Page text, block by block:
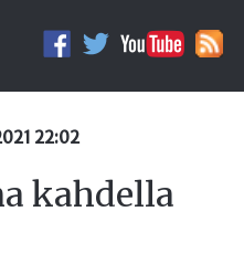
22:02
kahdella